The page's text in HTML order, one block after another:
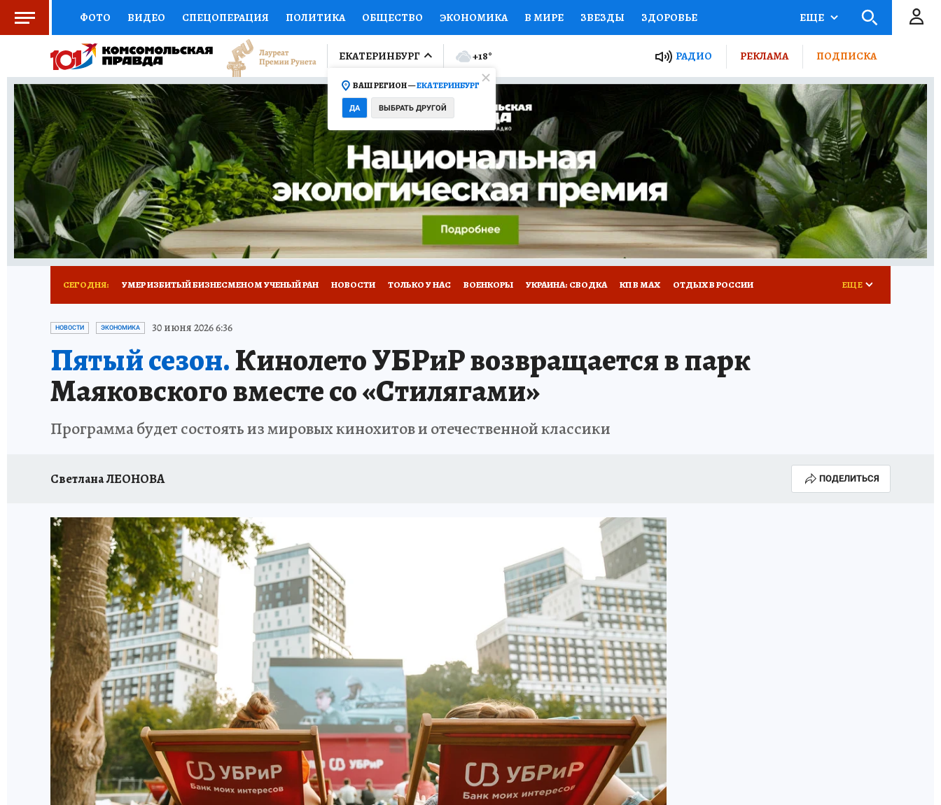
ФОТО ВИДЕО СПЕЦОПЕРАЦИЯ ПОЛИТИКА ОБЩЕСТВО ЭКОНОМИКА В МИРЕ ЗВЕЗДЫ ЗДОРОВЬЕ
СОЦПОДДЕРЖКА НАУКА СПОРТ КОЛУМНИСТЫ ПРОИСШЕСТВИЯ НАЦИОНАЛЬНЫЕ ПРОЕКТЫ РОССИИ
ВЫБОР ЭКСПЕРТОВ ДОКТОР ФИНАНСЫ ОТКРЫВАЕМ МИР Я ЗНАЮ СЕМЬЯ ЖЕНСКИЕ СЕКРЕТЫ ПУТЕВОДИТЕЛЬ
КНИЖНАЯ ПОЛКА ПРОГНОЗЫ НА СПОРТ ПРОМОКОДЫ СЕРИАЛЫ СПЕЦПРОЕКТЫ ДЕФИЦИТ ЖЕЛЕЗА ТУРИЗМ
ПРЕСС-ЦЕНТР НЕДВИЖИМОСТЬ ТЕЛЕВИЗОР КОЛЛЕКЦИИ КОНКУРСЫ РАБОТА У НАС ГИД ПОТРЕБИТЕЛЯ ВСЕ О КП
РАДИО КП ТЕСТЫ НОВОЕ НА САЙТЕ
ЕЩЕ
ЕКАТЕРИНБУРГ
ВАШ РЕГИОН —ЕКАТЕРИНБУРГ
ДА ВЫБРАТЬ ДРУГОЙ
+18° РАДИО РЕКЛАМА ПОДПИСКА
СЕГОДНЯ: УМЕР ИЗБИТЫЙ БИЗНЕСМЕНОМ УЧЕНЫЙ РАН НОВОСТИ ТОЛЬКО У НАС ВОЕНКОРЫ УКРАИНА: СВОДКА КП В МАХ ОТДЫХ В РОССИИ
ЗАПОВЕДНАЯ РОССИЯ
ЕЩЕ
НОВОСТИ ЭКОНОМИКА 30 июня 2026 6:36
Пятый сезон.Кинолето УБРиР возвращается в парк
Маяковского вместе со «Стилягами»
Программа будет состоять из мировых кинохитов и отечественной классики
Светлана ЛЕОНОВА ПОДЕЛИТЬСЯ